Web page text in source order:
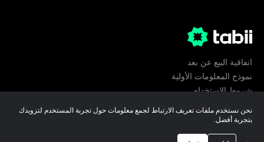
اتفاقية البيع عن بعد
نموذج المعلومات الأولية
شروط الإستخدام
تفضيلات ملفات تعريف الارتباط
نحن نستخدم ملفات تعريف الارتباط لجمع معلومات حول تجربة المستخدم لتزويدك
بتجربة أفضل.